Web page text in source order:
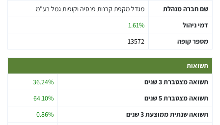
שם חברה מנהלת
מגדל מקפת קרנות פנסיה וקופות גמל בע"מ
דמי ניהול
1.61%
מספר קופה
13572
תשואות
תשואה מצטברת 3 שנים
36.24%
תשואה מצטברת 5 שנים
64.10%
תשואה שנתית ממוצעת 3 שנים
0.86%